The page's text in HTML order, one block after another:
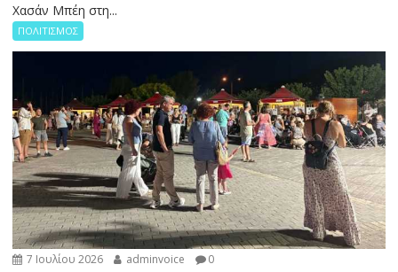
Χασάν Μπέη στη...
ΠΟΛΙΤΙΣΜΟΣ
7 Ιουλίου 2026 adminvoice 0